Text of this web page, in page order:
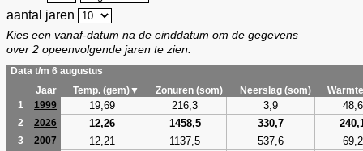
aantal jaren
Kies een vanaf-datum na de einddatum om de gegevens
over 2 opeenvolgende jaren te zien.
Data t/m 6 augustus
Jaar
Temp. (gem)▼ Zonuren (som) Neerslag (som)
1
1999 19,69 216,3 3,9 48,6
2 2026 12,26 1458,5 330,7
3 2007 12,21 1137,5 537,6 69,2